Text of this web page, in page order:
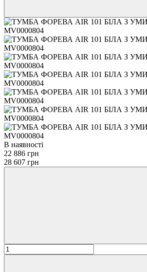
В наявності
22 886 грн
28 607 грн